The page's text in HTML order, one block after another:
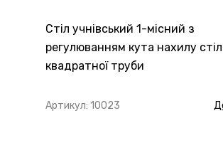
Стіл учнівський 1-місний з
регулюванням кута нахилу
квадратної труби
Артикул: 10023